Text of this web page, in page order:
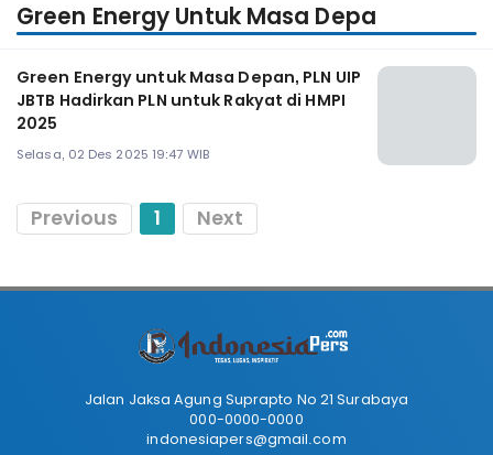
Green Energy Untuk Masa Depa
Green Energy untuk Masa Depan, PLN UIP
JBTB Hadirkan PLN untuk Rakyat di HMPI
2025
Selasa, 02 Des 2025 19:47 WIB
Previous 1 Next
Jalan Jaksa Agung Suprapto No 21 Surabaya
000-0000-0000
indonesiapers@gmail.com